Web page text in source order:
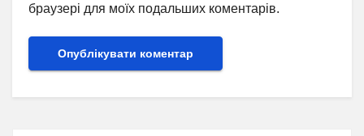
браузері для моїх подальших коментарів.